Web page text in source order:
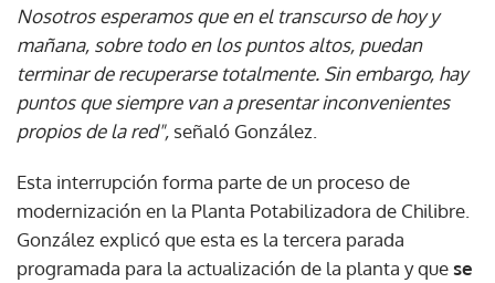
Nosotros esperamos que en el transcurso de hoy y
mañana, sobre todo en los puntos altos, puedan
terminar de recuperarse totalmente. Sin embargo, hay
puntos que siempre van a presentar inconvenientes
propios de la red", señaló González.
Esta interrupción forma parte de un proceso de
modernización en la Planta Potabilizadora de Chilibre.
González explicó que esta es la tercera parada
programada para la actualización de la planta y quese